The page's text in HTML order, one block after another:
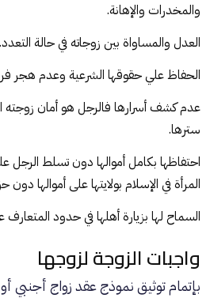
والمخدرات والإهانة.
العدل والمساواة بين زوجاته في حالة التعدد.
الحفاظ علي حقوقها الشرعية وعدم هجر
عدم كشف أسرارها فالرجل هو أمان
سترها.
احتفاظها بكامل أموالها دون تسلط الرجل
المرأة في الإسلام بولايتها على أموالها
السماح لها بزيارة أهلها في حدود المتعارف
واجبات الزوجة لزوجها
بإتمام توثيق نموذج عقد زواج أجنبي